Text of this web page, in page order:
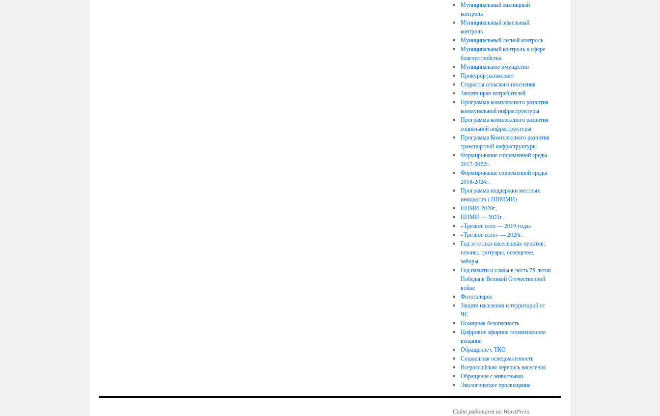
Муниципальный жилищный
контроль
Муниципальный земельный
контроль
Муниципальный лесной контроль
Муниципальный контроль в сфере
благоустройства
Муниципальное имущество
Прокурор разъясняет
Старосты сельского поселения
Защита прав потребителей
Программа комплексного развития
коммунальной инфраструктуры
Программа комплексного развития
социальной инфраструктуры
Программа Комплексного развития
транспортной инфраструктуры
Формирование современной среды
2017-2022г.
Формирование современной среды
2018-2024г.
Программа поддержки местных
инициатив ( ППММИ)
ППМИ-2020г.
ППМИ — 2021г.
«Трезвое село — 2019 года»
«Трезвое село» — 2020г.
Год эстетики населенных пунктов:
газоны, тротуары, освещение,
заборы
Год памяти и славы в честь 75-летия
Победы в Великой Отечественной
войне
Фотогалерея
Защита населения и территорий от
ЧС
Пожарная безопасность
Цифровое эфирное телевизионное
вещание
Обращение с ТКО
Социальная осведомленность
Всероссийская перепись населения
Обращение с животными
Экологическое просвещение
Сайт работает на WordPress.